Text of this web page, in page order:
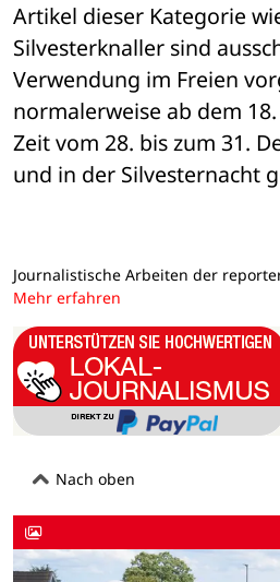
Artikel dieser Kategorie
Silvesterknaller sind
Verwendung im Freien
normalerweise ab dem
Zeit vom 28. bis zum 31.
und in der Silvesternacht
Journalistische Arbeiten der
Mehr erfahren
Nach oben